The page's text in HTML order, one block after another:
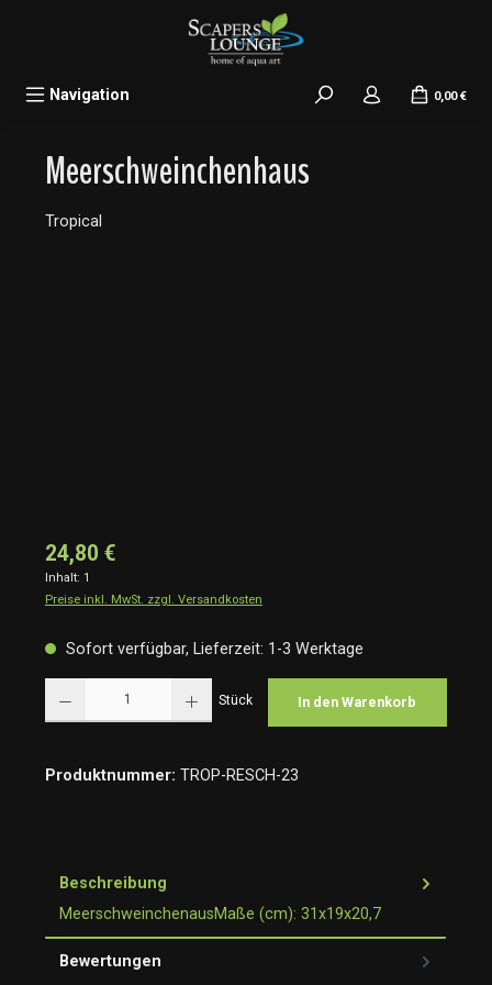
Navigation 0,00 €
Meerschweinchenhaus
Tropical
24,80 €
Inhalt: 1
Preise inkl. MwSt. zzgl. Versandkosten
Sofort verfügbar, Lieferzeit: 1-3 Werktage
Stück In den Warenkorb
Produktnummer: TROP-RESCH-23
Beschreibung
MeerschweinchenausMaße (cm): 31x19x20,7
Bewertungen